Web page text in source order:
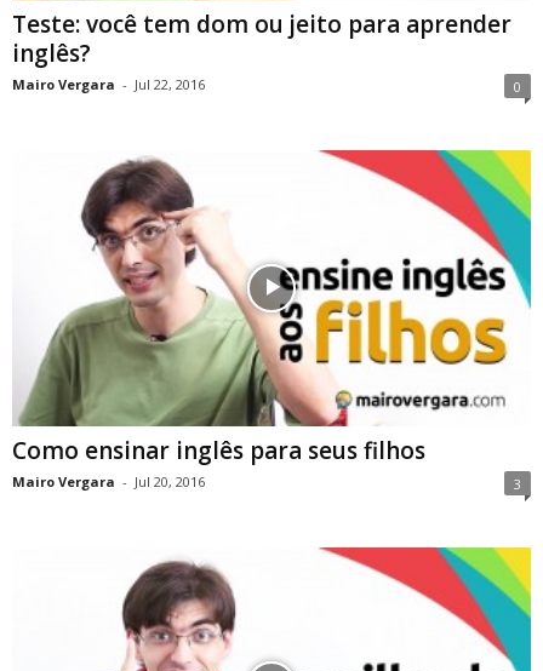
Teste: você tem dom ou jeito para aprender
inglês?
Mairo Vergara - Jul 22, 2016 0
Como ensinar inglês para seus filhos
Mairo Vergara - Jul 20, 2016 3